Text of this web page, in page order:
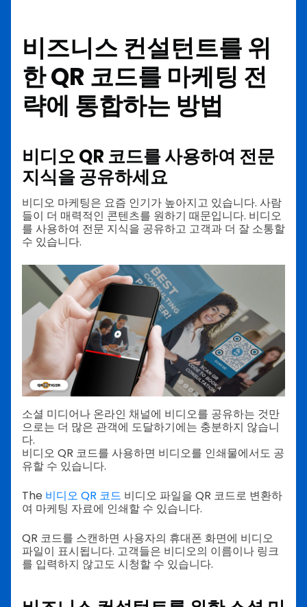
비즈니스 컨설턴트를 위
한 QR 코드를 마케팅 전
략에 통합하는 방법
비디오 QR 코드를 사용하여 전문
지식을 공유하세요
비디오 마케팅은 요즘 인기가 높아지고 있습니다. 사람
들이 더 매력적인 콘텐츠를 원하기 때문입니다. 비디오
를 사용하여 전문 지식을 공유하고 고객과 더 잘 소통할
수 있습니다.
소셜 미디어나 온라인 채널에 비디오를 공유하는 것만
으로는 더 많은 관객에 도달하기에는 충분하지 않습니
다.
비디오 QR 코드를 사용하면 비디오를 인쇄물에서도 공
유할 수 있습니다.
The 비디오 QR 코드 비디오 파일을 QR 코드로 변환하
여 마케팅 자료에 인쇄할 수 있습니다.
QR 코드를 스캔하면 사용자의 휴대폰 화면에 비디오
파일이 표시됩니다. 고객들은 비디오의 이름이나 링크
를 입력하지 않고도 시청할 수 있습니다.